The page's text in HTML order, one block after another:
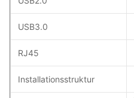
USB3.0
RJ45
Installationsstruktur